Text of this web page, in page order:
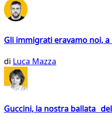
Gli immigrati eravamo noi,
di Luca Mazza
Guccini, la nostra ballata